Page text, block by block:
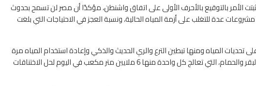
الأمر بالتوقيع بالأحرف الأولى على اتفاق واشنطن، مؤكدًا أن مصر لن تسمح بحدوث
عدة للتغلب على أزمة المياه الحالية، ونسبة العجز في الاحتياجات التي بلغت
تحديات المياه ومنها تبطين الترع والري الحديث والذكي وإعادة استخدام المياه مرة
أخرى، إضافة إلى محطات المياه كمحطة بحر البقر والحمام، التي تعالج كل واحدة منها 6 ملايين متر مكعب في اليوم لحل الاختناقات